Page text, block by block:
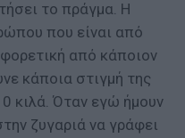
το πράγμα. Η
που είναι από
από κάποιον
κάποια στιγμή της
κιλά. Όταν εγώ ήμουν
ζυγαριά να γράφει